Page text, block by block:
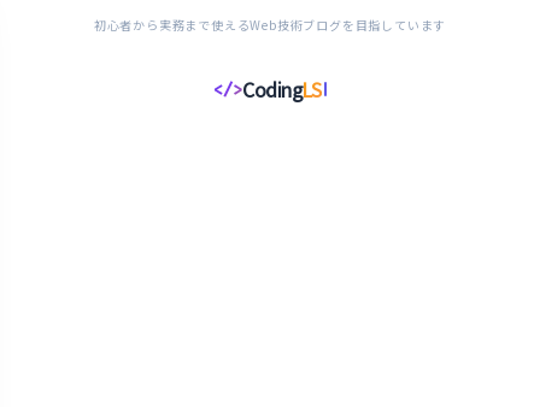
初心者から実務まで使えるWeb技術ブログを目指しています
</>CodingLS
コ